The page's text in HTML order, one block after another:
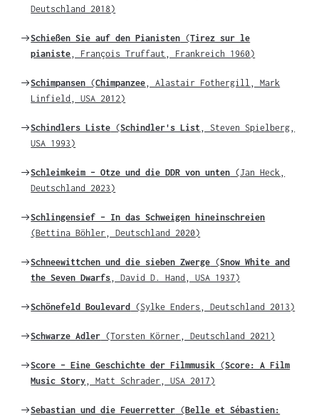
Deutschland 2018)
Weiter
zu
Schießen Sie auf den Pianisten (Tirez sur le
pianiste , François Truffaut, Frankreich 1960)
Weiter
zu
Schimpansen (Chimpanzee , Alastair Fothergill, Mark
Linfield, USA 2012)
Weiter
zu
Schindlers Liste (Schindler's List , Steven Spielberg,
USA 1993)
Weiter
zu
Schleimkeim – Otze und die DDR von unten (Jan Heck,
Deutschland 2023)
Weiter
zu
Schlingensief – In das Schweigen hineinschreien
(Bettina Böhler, Deutschland 2020)
Weiter
zu
Schneewittchen und die sieben Zwerge (Snow White and
the Seven Dwarfs , David D. Hand, USA 1937)
Weiter
Schönefeld Boulevard (Sylke Enders, Deutschland 2013)
Weiter
Schwarze Adler (Torsten Körner, Deutschland 2021)
Weiter
zu
Score – Eine Geschichte der Filmmusik (Score: A Film
Music Story , Matt Schrader, USA 2017)
Weiter
Sebastian und die Feuerretter (Belle et Sébastien: